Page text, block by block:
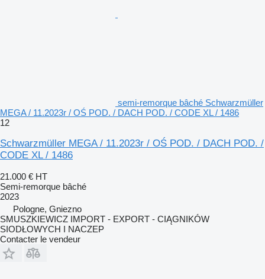
semi-remorque bâché Schwarzmüller
MEGA / 11.2023r / OŚ POD. / DACH POD. / CODE XL / 1486
12
Schwarzmüller MEGA / 11.2023r / OŚ POD. / DACH POD. /
CODE XL / 1486
21.000 € HT
Semi-remorque bâché
2023
Pologne, Gniezno
SMUSZKIEWICZ IMPORT - EXPORT - CIĄGNIKÓW
SIODŁOWYCH I NACZEP
Contacter le vendeur